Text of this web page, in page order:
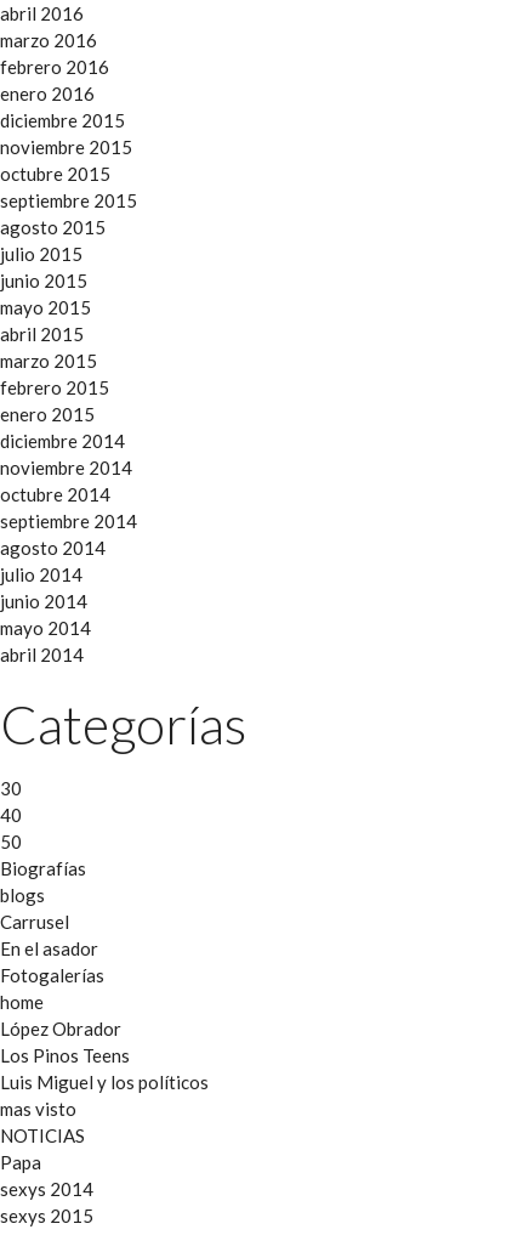
abril 2016
marzo 2016
febrero 2016
enero 2016
diciembre 2015
noviembre 2015
octubre 2015
septiembre 2015
agosto 2015
julio 2015
junio 2015
mayo 2015
abril 2015
marzo 2015
febrero 2015
enero 2015
diciembre 2014
noviembre 2014
octubre 2014
septiembre 2014
agosto 2014
julio 2014
junio 2014
mayo 2014
abril 2014
Categorías
30
40
50
Biografías
blogs
Carrusel
En el asador
Fotogalerías
home
López Obrador
Los Pinos Teens
Luis Miguel y los políticos
mas visto
NOTICIAS
Papa
sexys 2014
sexys 2015